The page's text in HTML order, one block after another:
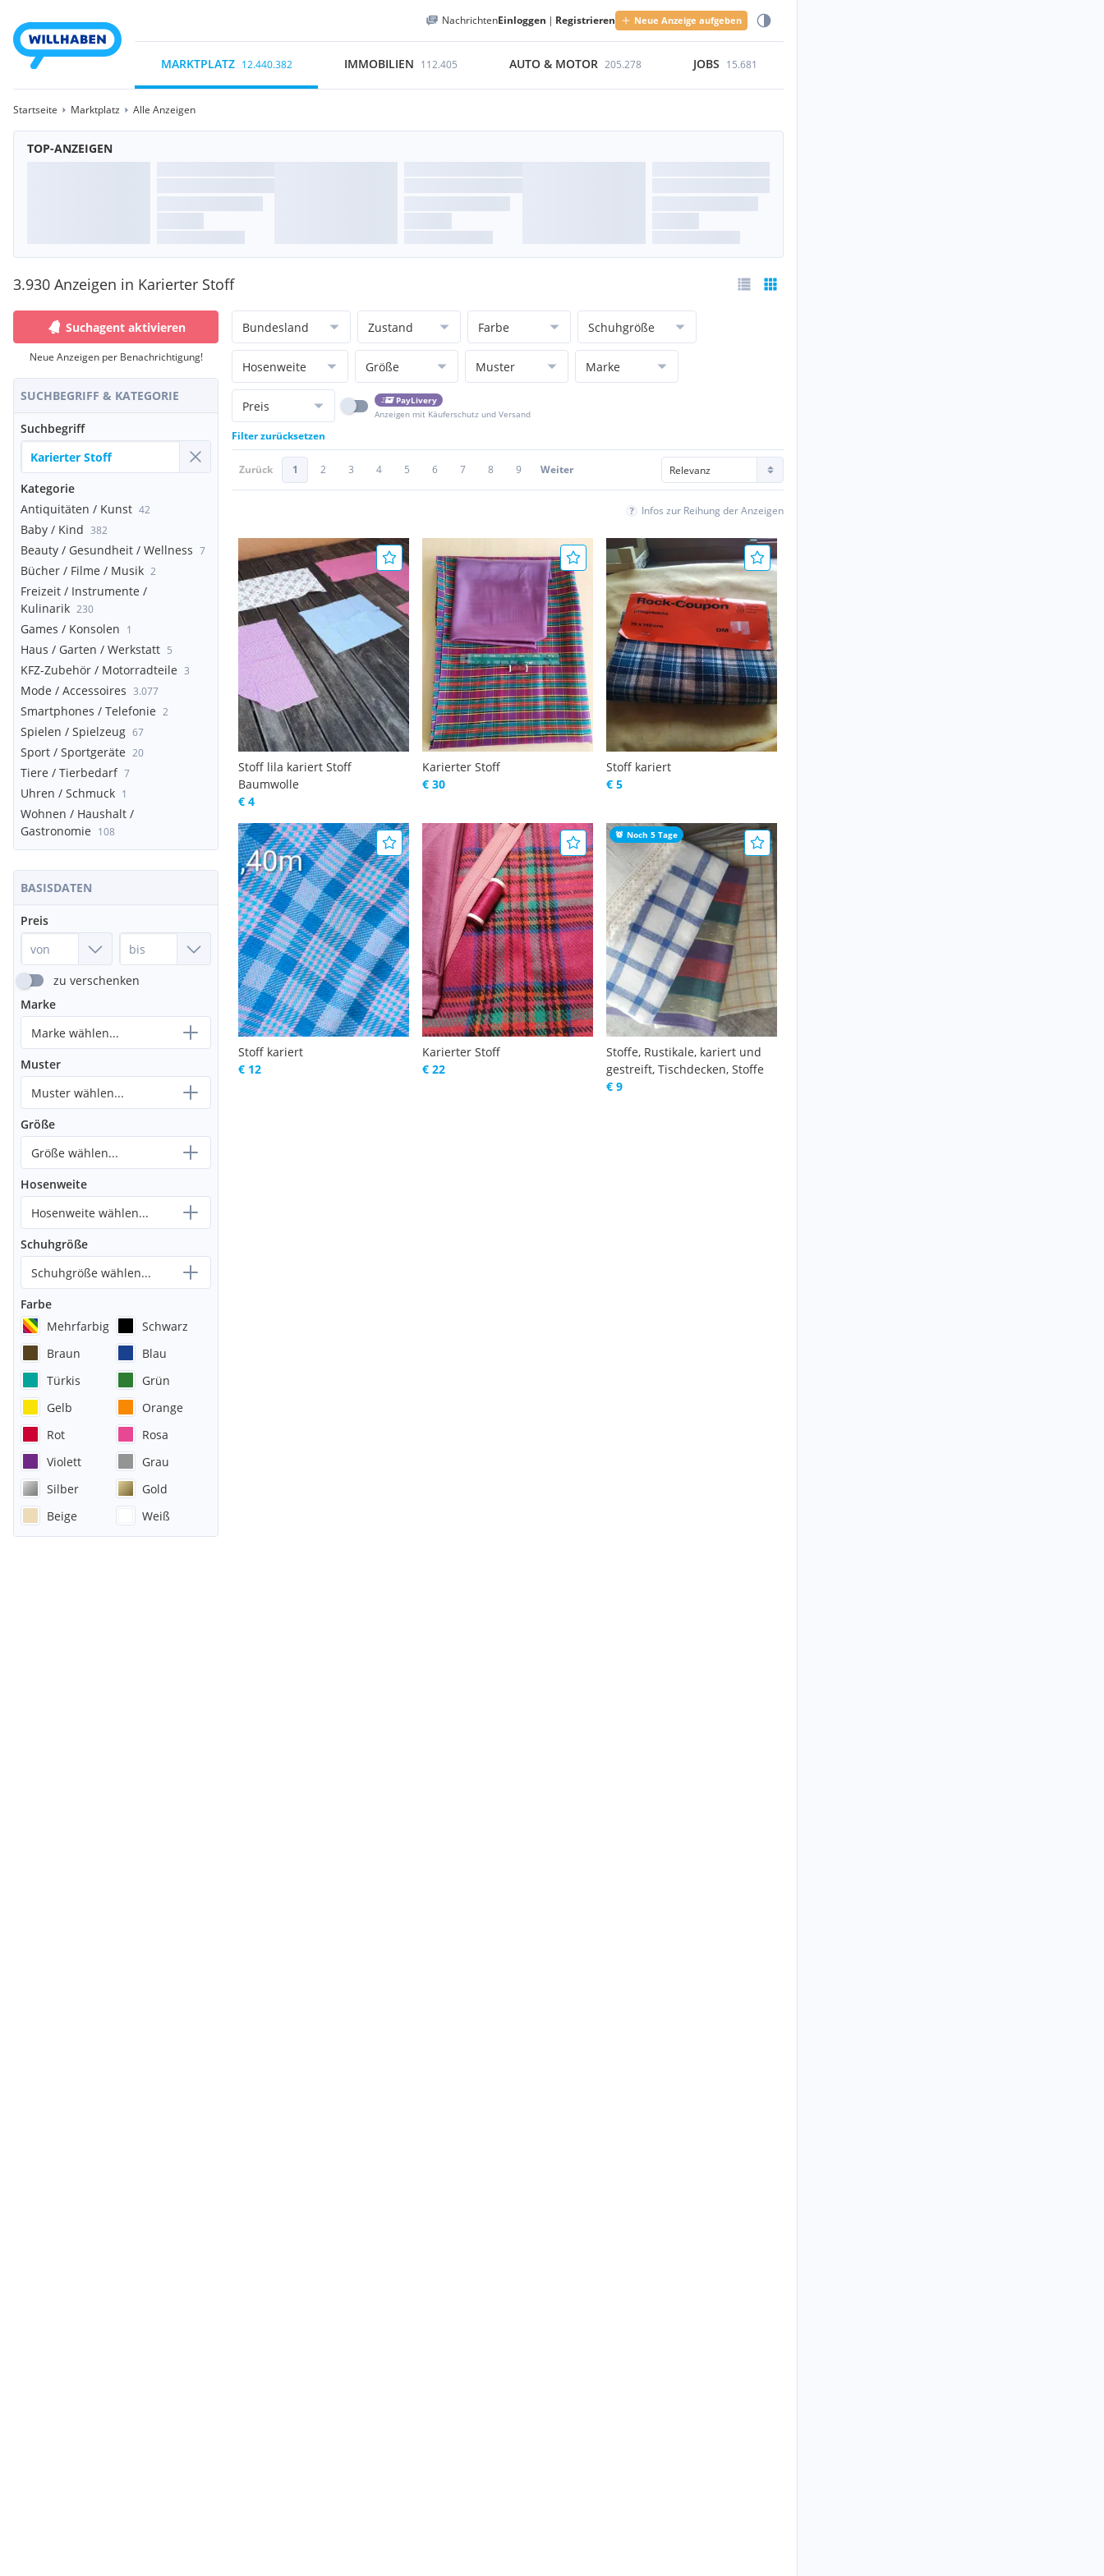
NachrichtenEinloggen | Registrieren Neue Anzeige aufgeben
MARKTPLATZ 12.440.382 IMMOBILIEN 112.405 AUTO & MOTOR 205.278 JOBS 15.681
Startseite Marktplatz Alle Anzeigen
TOP-ANZEIGEN
3.930 Anzeigen in Karierter Stoff
Suchagent aktivieren
Neue Anzeigen per Benachrichtigung!
SUCHBEGRIFF & KATEGORIE
Suchbegriff
Kategorie
Antiquitäten / Kunst 42
Baby / Kind 382
Beauty / Gesundheit / Wellness 7
Bücher / Filme / Musik 2
Freizeit / Instrumente /
Kulinarik 230
Games / Konsolen 1
Haus / Garten / Werkstatt 5
KFZ-Zubehör / Motorradteile 3
Mode / Accessoires 3.077
Smartphones / Telefonie 2
Spielen / Spielzeug 67
Sport / Sportgeräte 20
Tiere / Tierbedarf 7
Uhren / Schmuck 1
Wohnen / Haushalt /
Gastronomie 108
BASISDATEN
Preis
zu verschenken
Marke
Marke wählen...
Muster
Muster wählen...
Größe
Größe wählen...
Hosenweite
Hosenweite wählen...
Schuhgröße
Schuhgröße wählen...
Farbe
Mehrfarbig
Schwarz
Braun
Blau
Türkis
Grün
Gelb
Orange
Rot
Rosa
Violett
Grau
Silber
Gold
Beige
Weiß
Bundesland Zustand Farbe Schuhgröße
Hosenweite Größe Muster Marke
Preis
PayLivery
Anzeigen mit Käuferschutz und Versand
Filter zurücksetzen
Zurück 1 2 3 4 5 6 7 8 9 Weiter
Infos zur Reihung der Anzeigen
Stoff lila kariert Stoff
Baumwolle
€ 4
Karierter Stoff
€ 30
Stoff kariert
€ 5
Stoff kariert
€ 12
Karierter Stoff
€ 22
Noch 5 Tage
Stoffe, Rustikale, kariert und
gestreift, Tischdecken, Stoffe
€ 9